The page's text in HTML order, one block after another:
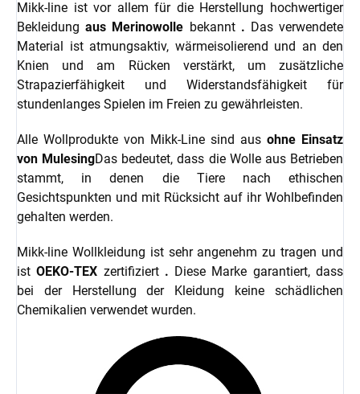
Mikk-line ist vor allem für die Herstellung hochwertiger
Bekleidungaus Merinowolle bekannt . Das verwendete
Material ist atmungsaktiv, wärmeisolierend und an den
Knien und am Rücken verstärkt, um zusätzliche
Strapazierfähigkeit und Widerstandsfähigkeit für
stundenlanges Spielen im Freien zu gewährleisten.
Alle Wollprodukte von Mikk-Line sind aus ohne Einsatz
von MulesingDas bedeutet, dass die Wolle aus Betrieben
stammt, in denen die Tiere nach ethischen
Gesichtspunkten und mit Rücksicht auf ihr Wohlbefinden
gehalten werden.
Mikk-line Wollkleidung ist sehr angenehm zu tragen und
istOEKO-TEX zertifiziert . Diese Marke garantiert, dass
bei der Herstellung der Kleidung keine schädlichen
Chemikalien verwendet wurden.